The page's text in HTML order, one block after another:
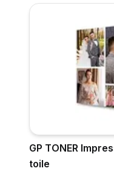
GP TONER
toile